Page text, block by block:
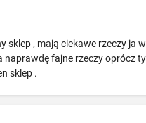
sklep , mają ciekawe rzeczy ja
naprawdę fajne rzeczy oprócz
sklep .